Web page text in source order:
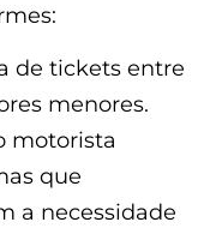
de tickets entre
menores.
motorista
que
a necessidade